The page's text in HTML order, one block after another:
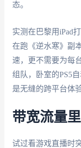
态。
实测在巴黎用iPad
在跑《逆水寒》副
速，更不需要为每
组队，卧室的PS5
是无缝的跨平台体验
带宽流量
试过看游戏直播时